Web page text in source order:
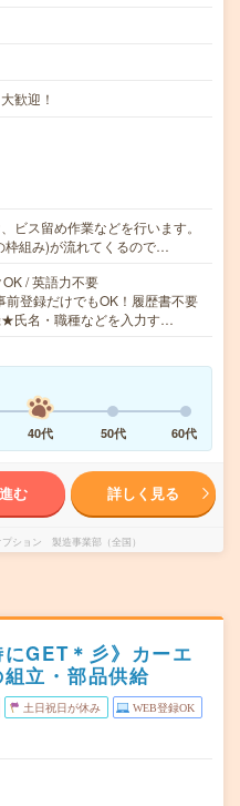
歓迎！
ビス留め作業などを行います。
枠組み)が流れてくるので…
/ 英語力不要
登録だけでもOK！履歴書不要
氏名・職種などを入力す…
40代 50代 60代
む 詳しく見る
ション 製造事業部（全国）
にGET＊彡》カーエ
立・部品供給
土日祝日が休み WEB登録OK